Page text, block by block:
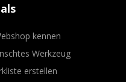
kennen
Werkzeug
erstellen